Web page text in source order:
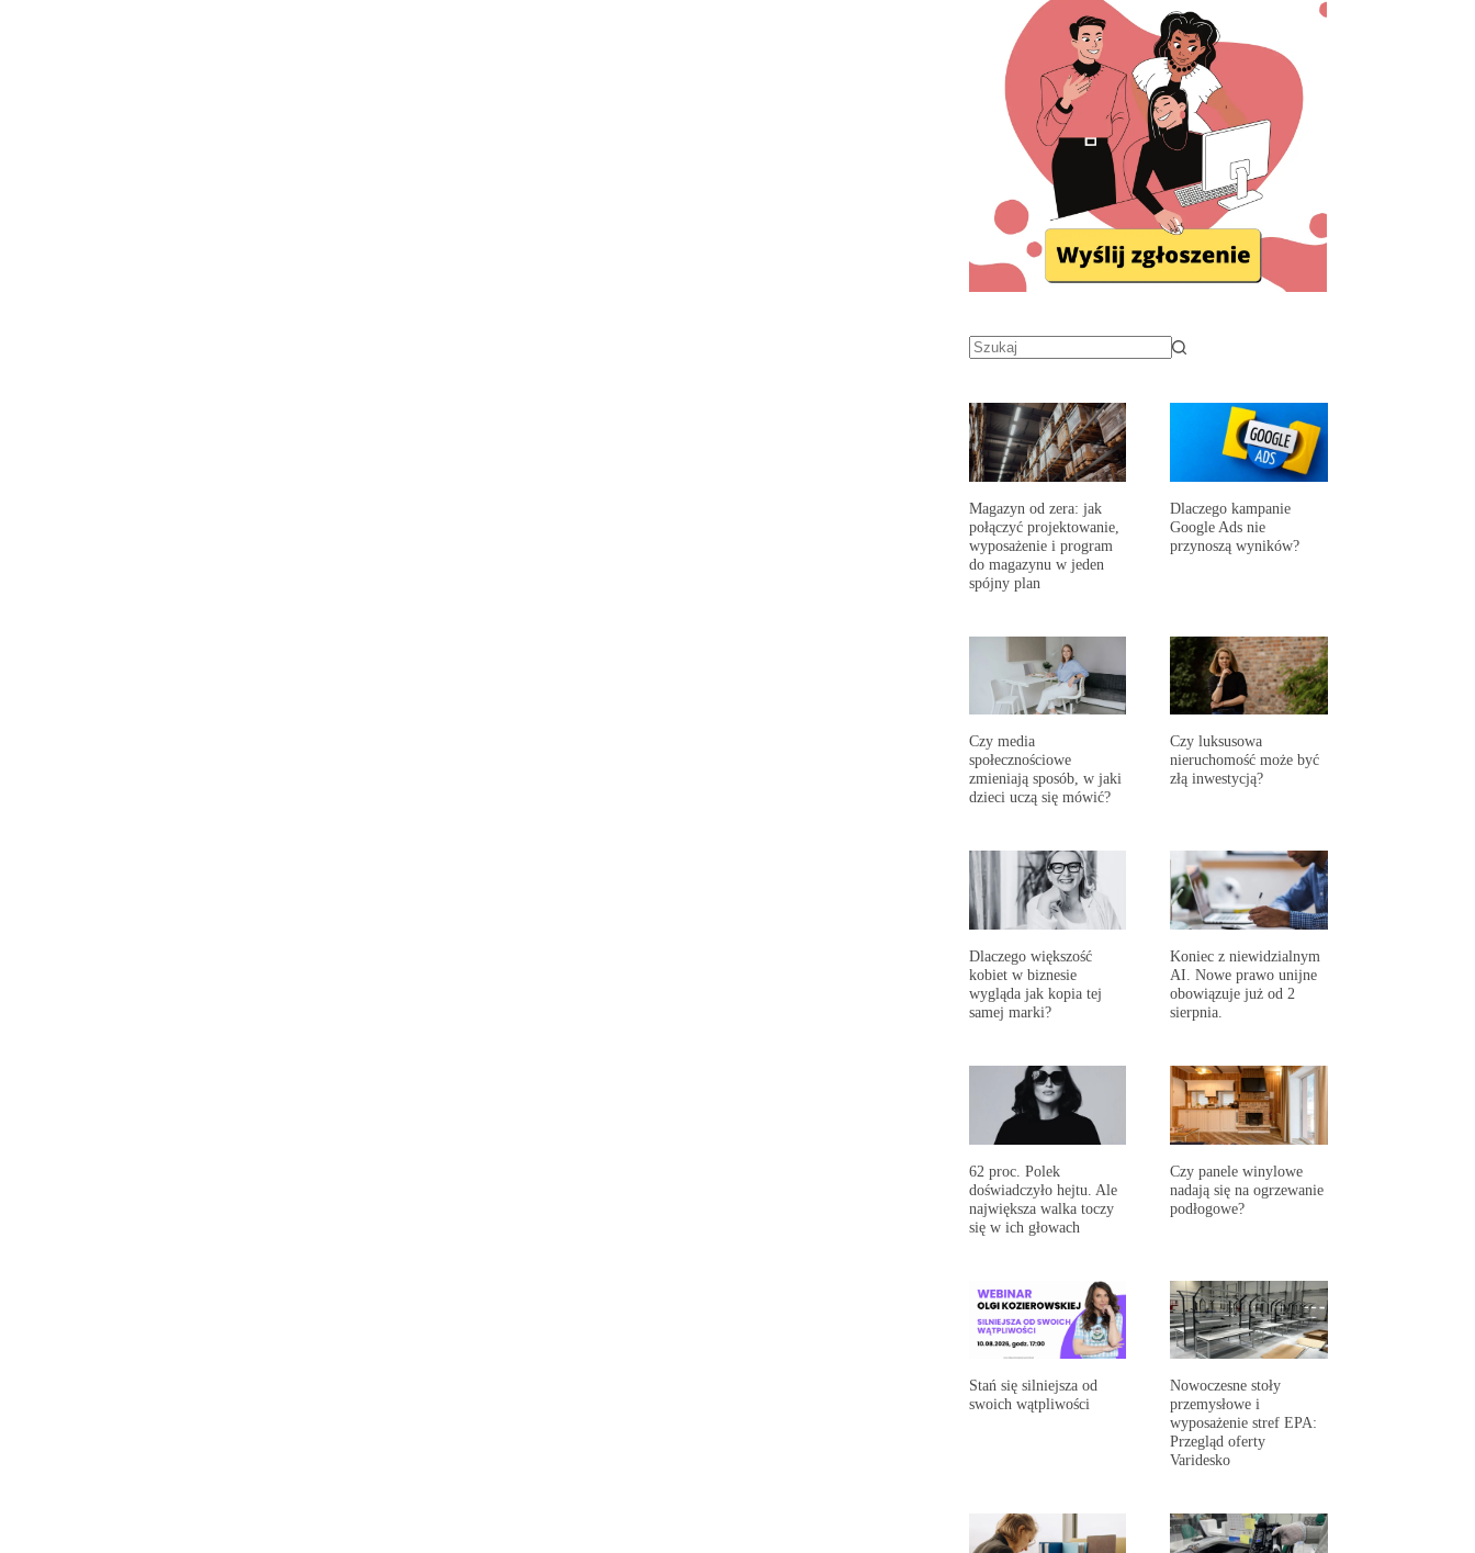
Magazyn od zera: jak
połączyć projektowanie,
wyposażenie i program
do magazynu w jeden
spójny plan
Dlaczego kampanie
Google Ads nie
przynoszą wyników?
Czy media
społecznościowe
zmieniają sposób, w jaki
dzieci uczą się mówić?
Czy luksusowa
nieruchomość może być
złą inwestycją?
Dlaczego większość
kobiet w biznesie
wygląda jak kopia tej
samej marki?
Koniec z niewidzialnym
AI. Nowe prawo unijne
obowiązuje już od 2
sierpnia.
62 proc. Polek
doświadczyło hejtu. Ale
największa walka toczy
się w ich głowach
Czy panele winylowe
nadają się na ogrzewanie
podłogowe?
Stań się silniejsza od
swoich wątpliwości
Nowoczesne stoły
przemysłowe i
wyposażenie stref EPA:
Przegląd oferty
Varidesko